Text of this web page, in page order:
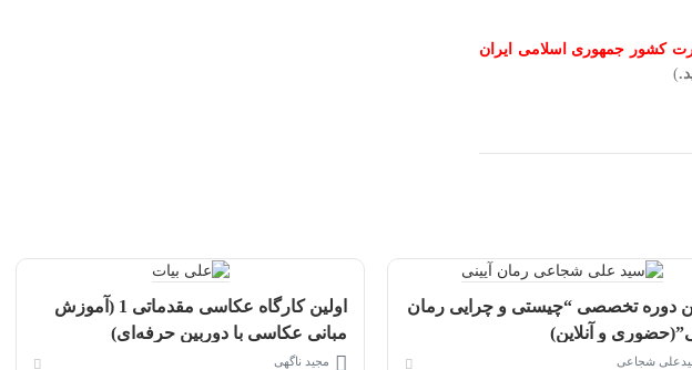
کشور جمهوری اسلامی ایران
)
دوره تخصصی “چیستی و چرایی رمان
و آنلاین)
شجاعی
اولین کارگاه عکاسی مقدماتی 1 (آموزش
مبانی عکاسی با دوربین حرفه‌ای)
مجید ناگهی